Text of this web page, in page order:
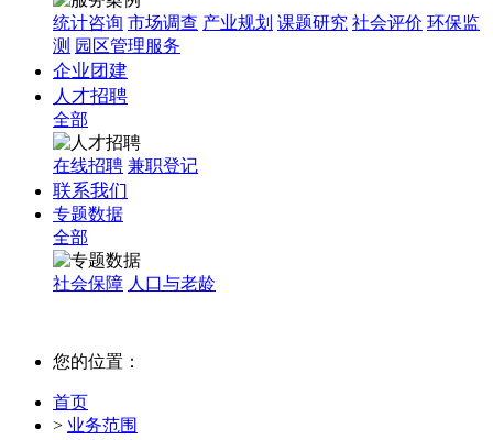
统计咨询 市场调查 产业规划 课题研究 社会评价 环保监
测 园区管理服务
企业团建
人才招聘
全部
在线招聘 兼职登记
联系我们
专题数据
全部
社会保障 人口与老龄
您的位置：
首页
> 业务范围